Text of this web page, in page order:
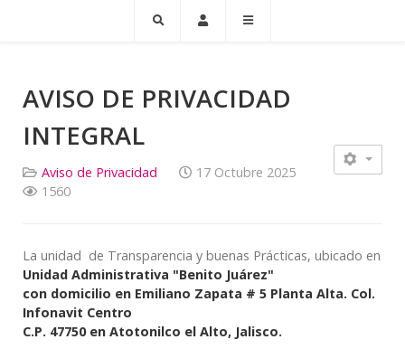
AVISO DE PRIVACIDAD
INTEGRAL
Aviso de Privacidad
17 Octubre 2025
1560
La unidad de Transparencia y buenas Prácticas, ubicado en
Unidad Administrativa "Benito Juárez"
con domicilio en Emiliano Zapata # 5 Planta Alta. Col.
Infonavit Centro
C.P. 47750 en Atotonilco el Alto, Jalisco.